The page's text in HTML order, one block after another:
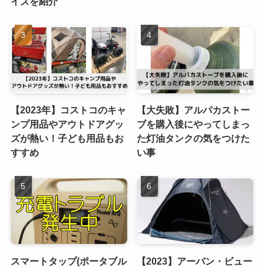
【2023年】コストコのキャ
ンプ用品やアウトドアグッ
ズが熱い！子ども用品もお
すすめ
【大失敗】アルパカストー
ブを購入後にやってしまっ
た灯油タンクの気をつけた
い事
スマートタップ(ポータブル
【2023】アーバン・ビュー